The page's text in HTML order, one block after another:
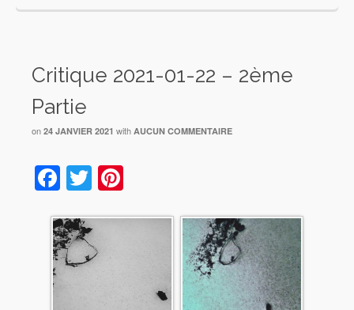
Critique 2021-01-22 – 2ème
Partie
on 24 JANVIER 2021 with AUCUN COMMENTAIRE
Facebook
Twitter